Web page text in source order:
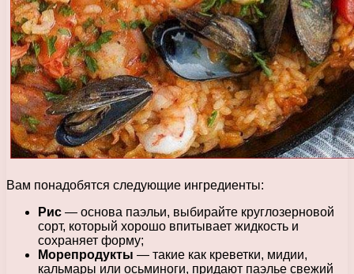
Вам понадобятся следующие ингредиенты:
Рис — основа паэльи, выбирайте круглозерновой
сорт, который хорошо впитывает жидкость и
сохраняет форму;
Морепродукты — такие как креветки, мидии,
кальмары или осьминоги, придают паэлье свежий